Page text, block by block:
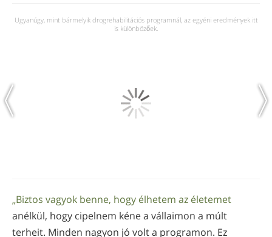
Ugyanúgy, mint bármelyik drogrehabilitációs programnál, az egyéni eredmények itt
is különbözőek.
„Biztos vagyok benne, hogy élhetem az életemet
anélkül, hogy cipelnem kéne a vállaimon a múlt
terheit. Minden nagyon jó volt a programon. Ez